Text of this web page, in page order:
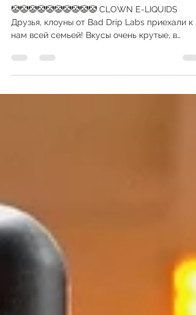
Clown от Bad Drip Labs
🤡🤡🤡🤡🤡🤡🤡🤡🤡🤡 CLOWN E-LIQUIDS
лучших традициях...